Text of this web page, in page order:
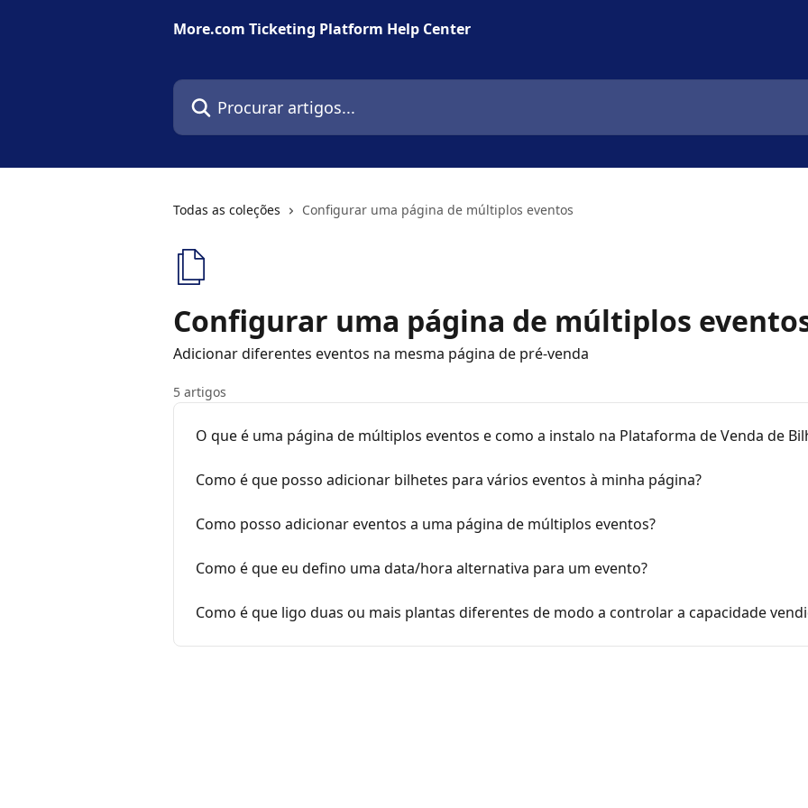
More.com Ticketing Platform Help Center
Procurar artigos...
Todas as coleções Configurar uma página de múltiplos eventos
Configurar uma página de múltiplos
Adicionar diferentes eventos na mesma página de pré-venda
5 artigos
O que é uma página de múltiplos eventos e como a instalo na Plataforma de Venda de
Como é que posso adicionar bilhetes para vários eventos à minha página?
Como posso adicionar eventos a uma página de múltiplos eventos?
Como é que eu defino uma data/hora alternativa para um evento?
Como é que ligo duas ou mais plantas diferentes de modo a controlar a capacidade